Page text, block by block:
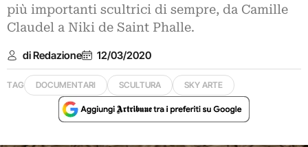
più importanti scultrici di sempre, da Camille
Claudel a Niki de Saint Phalle.
di Redazione 12/03/2020
TAG DOCUMENTARI SCULTURA SKY ARTE